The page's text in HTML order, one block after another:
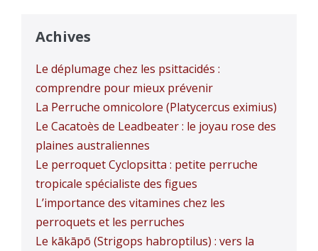
Achives
Le déplumage chez les psittacidés :
comprendre pour mieux prévenir
La Perruche omnicolore (Platycercus eximius)
Le Cacatoès de Leadbeater : le joyau rose des
plaines australiennes
Le perroquet Cyclopsitta : petite perruche
tropicale spécialiste des figues
L’importance des vitamines chez les
perroquets et les perruches
Le kākāpō (Strigops habroptilus) : vers la